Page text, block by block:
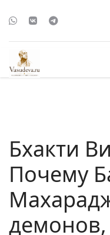
Бхакти
Почему
демонов,